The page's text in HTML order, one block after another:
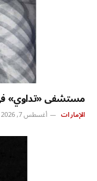
مستشفى «تداوي»
الإمارات أغسطس 7, 2026